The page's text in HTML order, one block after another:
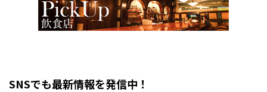
SNSでも最新情報を発信中！